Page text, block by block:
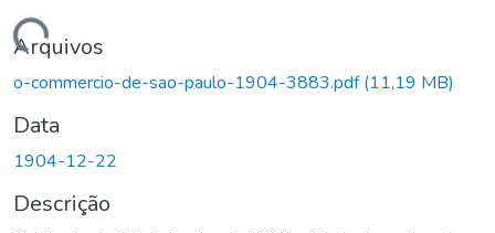
Arquivos
o-commercio-de-sao-paulo-1904-3883.pdf(11,19 MB)
Data
1904-12-22
Descrição